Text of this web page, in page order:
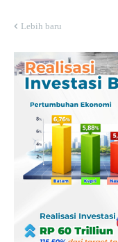
Lebih baru